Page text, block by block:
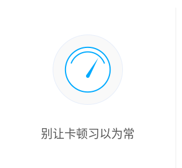
别让卡顿习以为常